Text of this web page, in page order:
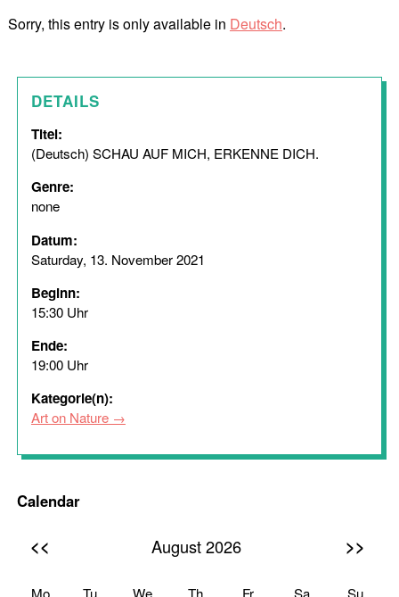
Sorry, this entry is only available in Deutsch.
DETAILS
Titel:
(Deutsch) SCHAU AUF MICH, ERKENNE DICH.
Genre:
none
Datum:
Saturday, 13. November 2021
Beginn:
15:30 Uhr
Ende:
19:00 Uhr
Kategorie(n):
Art on Nature
Calendar
<< August 2026 >>
Mo Tu We Th Fr Sa Su